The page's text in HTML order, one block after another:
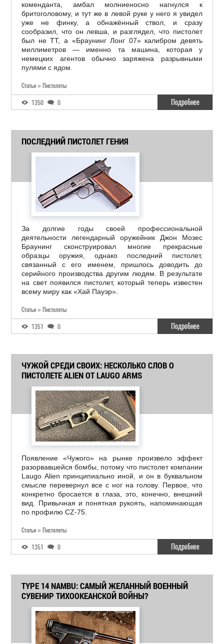
коменданта, амбал молниеносно нагнулся к
бритоголовому, и тут же в левой руке у него я увидел
уже не финку, а обнажённый ствол, и сразу
сообразил, что он левша, и разглядел, что пистолет
был не ТТ, а «Браунинг Лонг 07» калибром девять
миллиметров — именно та машина, которая у
немецких агентов обычно заряжена разрывными
пулями с ядом.
Статьи » Пистолеты
1350 0 Подробнее
ПОСЛЕДНИЙ ПИСТОЛЕТ ГЕНИЯ
За долгие годы своей профессиональной
деятельности легендарный оружейник Джон Мозес
Браунинг сконструировал многие прекрасные
образцы оружия, однако последний пистолет,
связанный с его именем, пришлось доводить до
серийного производства другим людям. В результате
на свет появился пистолет, который теперь известен
всему миру как «Хай Пауэр».
Статьи » Пистолеты
1351 0 Подробнее
ЧУЖОЙ СРЕДИ СВОИХ: НЕСКОЛЬКО СЛОВ О
ПИСТОЛЕТЕ ALIEN ОТ LAUGO ARMS
Появление «Чужого» на рынке произвело эффект
разорвавшейся бомбы, потому что пистолет компании
Laugo Alien принципиально иной, и он в буквальном
смысле перевернул все с ног на голову. Первое, что
конкретно бросается в глаза, это, конечно, внешний
вид. Привычная и понятная рукоять, напоминающая
по профилю CZ-75.
Статьи » Пистолеты
1351 0 Подробнее
TYPE 14 NAMBU: САМЫЙ ЖЕЛАННЫЙ ВОЕННЫЙ
СУВЕНИР ТИХООКЕАНСКОЙ ВОЙНЫ?